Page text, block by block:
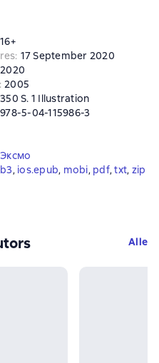
16+
: 17 September 2020
2020
: 2005
350 S. 1 Illustration
978-5-04-115986-3
Эксмо
, ios.epub, mobi, pdf, txt, zip
Alle